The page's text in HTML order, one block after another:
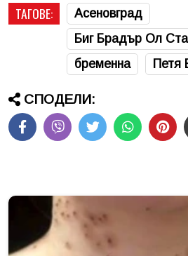
ТАГОВЕ:
Асеновград
Биг Брадър Ол
бременна
Петя
СПОДЕЛИ: